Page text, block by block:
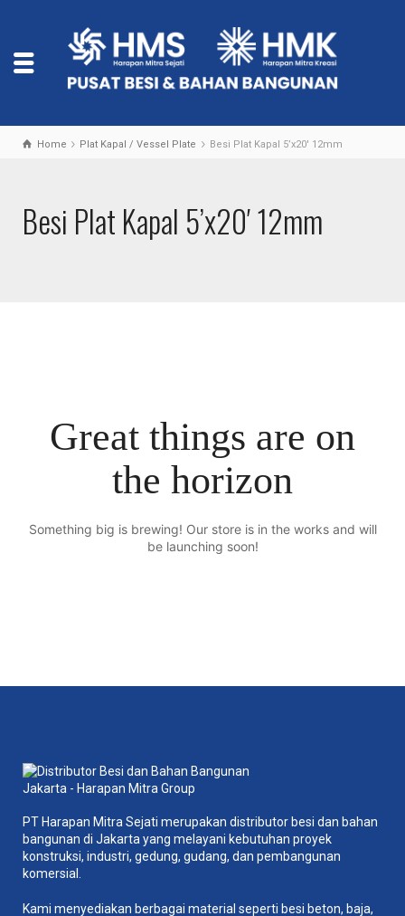
Home Plat Kapal / Vessel Plate Besi Plat Kapal 5’x20′ 12mm
Besi Plat Kapal 5’x20′ 12mm
Great things are on
the horizon
Something big is brewing! Our store is in the works and will
be launching soon!
PT Harapan Mitra Sejati merupakan distributor besi dan bahan
bangunan di Jakarta yang melayani kebutuhan proyek
konstruksi, industri, gedung, gudang, dan pembangunan
komersial.
Kami menyediakan berbagai material seperti besi beton, baja,